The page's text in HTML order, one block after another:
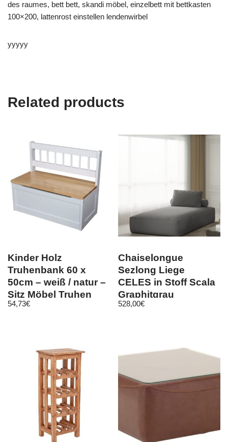
des raumes, bett bett, skandi möbel, einzelbett mit bettkasten
100×200, lattenrost einstellen lendenwirbel
yyyyy
Related products
Kinder Holz
Truhenbank 60 x
50cm – weiß / natur –
Sitz Möbel Truhen
Bank mit Stauraum
54,73€
Chaiselongue
Sezlong Liege
CELES in Stoff Scala
Graphitgrau
528,00€